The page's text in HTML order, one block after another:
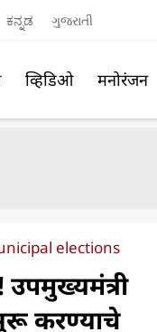
ಕನ್ನಡ ગુજરાતી
व्हिडिओ मनोरंजन
elections
सुरू करण्याचे